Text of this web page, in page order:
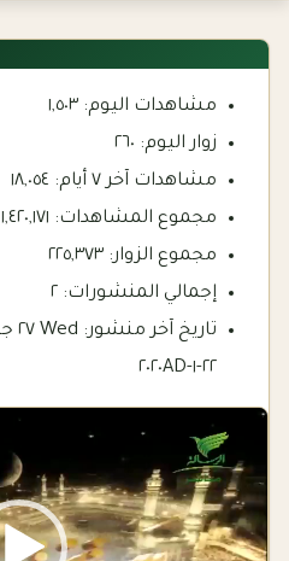
مشاهدات اليوم:١,٥٠٣
زوار اليوم: ٢٦٠
مشاهدات آخر ٧ أيام:
١٨,٠٥٤
مجموع المشاهدات: ١,٤٢٠,١٧١
مجموع الزوار:٢٢٥,٣٧٣
إجمالي المنشورات: ٢
تاريخ آخر منشور:
٢٢-١-٢٠٢٠AD
Player